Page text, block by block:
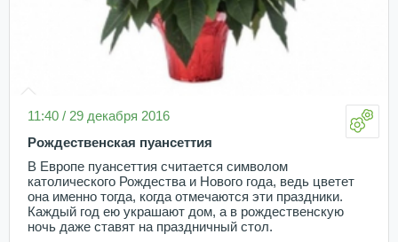
11:40 / 29 декабря 2016
Рождественская пуансеттия
В Европе пуансеттия считается символом
католического Рождества и Нового года, ведь цветет
она именно тогда, когда отмечаются эти праздники.
Каждый год ею украшают дом, а в рождественскую
ночь даже ставят на праздничный стол.